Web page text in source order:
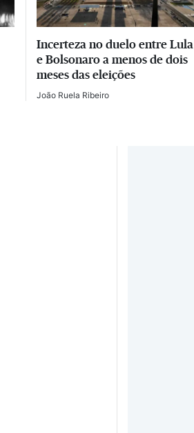
Incerteza no duelo entre Lula
e Bolsonaro a menos de dois
meses das eleições
João Ruela Ribeiro